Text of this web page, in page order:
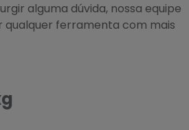
alguma dúvida, nossa equipe
qualquer ferramenta com mais